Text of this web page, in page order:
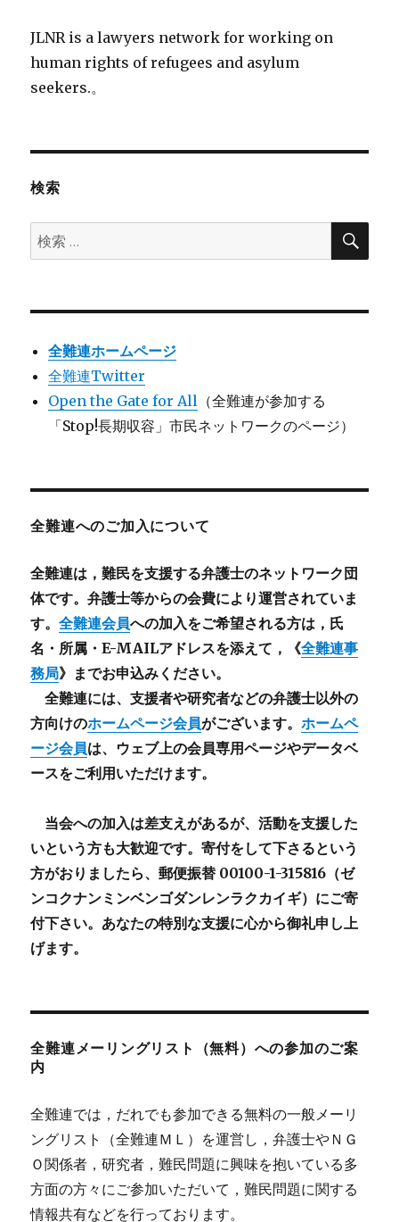
JLNR is a lawyers network for working on
human rights of refugees and asylum
seekers.。
検索
検
索:
検
全難連ホームページ
全難連Twitter
Open the Gate for All （全難連が参加する
「Stop!長期収容」市民ネットワークのページ）
全難連へのご加入について
全難連は，難民を支援する弁護士のネットワーク団
体です。弁護士等からの会費により運営されていま
す。全難連会員への加入をご希望される方は，氏
名・所属・E-MAILアドレスを添えて，《全難連事
務局》までお申込みください。
全難連には、支援者や研究者などの弁護士以外の
方向けのホームページ会員がございます。ホームペ
ージ会員は、ウェブ上の会員専用ページやデータベ
ースをご利用いただけます。
当会への加入は差支えがあるが、活動を支援した
いという方も大歓迎です。寄付をして下さるという
方がおりましたら、郵便振替 00100-1-315816（ゼ
ンコクナンミンベンゴダンレンラクカイギ）にご寄
付下さい。あなたの特別な支援に心から御礼申し上
げます。
全難連メーリングリスト（無料）への参加のご案
内
全難連では，だれでも参加できる無料の一般メーリ
ングリスト（全難連ＭＬ）を運営し，弁護士やＮＧ
Ｏ関係者，研究者，難民問題に興味を抱いている多
方面の方々にご参加いただいて，難民問題に関する
情報共有などを行っております。